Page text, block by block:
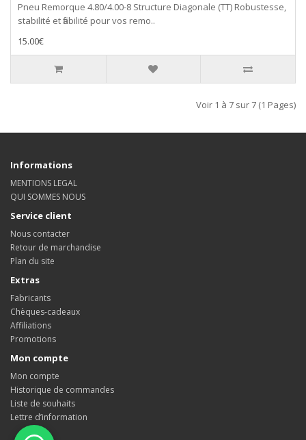
Pneu Remorque 4.80/4.00-8 Structure Diagonale (TT) Robustesse,
stabilité et fiabilité pour vos remo..
15.00€
Voir 1 à 7 sur 7 (1 Pages)
Informations
MENTIONS LEGAL
QUI SOMMES NOUS
Service client
Nous contacter
Retour de marchandise
Plan du site
Extras
Fabricants
Chèques-cadeaux
Affiliations
Promotions
Mon compte
Mon compte
Historique de commandes
Liste de souhaits
Lettre d’information